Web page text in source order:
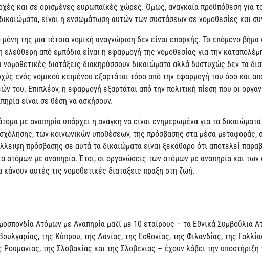
και σε ορισμένες ευρωπαϊκές χώρες. Όμως, αναγκαία προϋπόθεση για
είναι η ενσωμάτωση αυτών των συστάσεων σε νομοθεσίες και
της μια τέτοια νομική αναγνώριση δεν είναι επαρκής. Το επόμενο
ελεύθερη από εμπόδια είναι η εφαρμογή της νομοθεσίας για την
νομοθετικές διατάξεις διακηρύσσουν δικαιώματα αλλά δυστυχώς δεν τα
ενός νομικού κειμένου εξαρτάται τόσο από την εφαρμογή του όσο και
του. Επιπλέον, η εφαρμογή εξαρτάται από την πολιτική πίεση που οι
είναι σε θέση να ασκήσουν.
με αναπηρία υπάρχει η ανάγκη να είναι ενημερωμένα για τα
των κοινωνικών υποθέσεων, της πρόσβασης στα μέσα μεταφοράς,
πρόσβασης σε αυτά τα δικαιώματα είναι ξεκάθαρο ότι αποτελεί
ατόμων με αναπηρία. Έτσι, οι οργανώσεις των ατόμων με αναπηρία και των
κάνουν αυτές τις νομοθετικές διατάξεις πράξη στη ζωή.
Ατόμων με Αναπηρία μαζί με 10 εταίρους – τα Εθνικά Συμβούλια
της Κύπρου, της Δανίας, της Εσθονίας, της Φιλανδίας, της
Ρουμανίας, της Σλοβακίας και της Σλοβενίας – έχουν λάβει την υποστήριξη